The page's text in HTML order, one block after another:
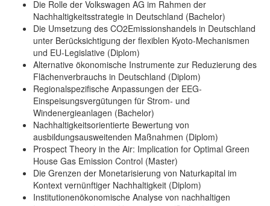
Die Rolle der Volkswagen AG im Rahmen der
Nachhaltigkeitsstrategie in Deutschland (Bachelor)
Die Umsetzung des CO2Emissionshandels in Deutschland
unter Berücksichtigung der flexiblen Kyoto-Mechanismen
und EU-Legislative (Diplom)
Alternative ökonomische Instrumente zur Reduzierung des
Flächenverbrauchs in Deutschland (Diplom)
Regionalspezifische Anpassungen der EEG-
Einspeisungsvergütungen für Strom- und
Windenergieanlagen (Bachelor)
Nachhaltigkeitsorientierte Bewertung von
ausbildungsausweitenden Maßnahmen (Diplom)
Prospect Theory in the Air: Implication for Optimal Green
House Gas Emission Control (Master)
Die Grenzen der Monetarisierung von Naturkapital im
Kontext vernünftiger Nachhaltigkeit (Diplom)
Institutionenökonomische Analyse von nachhaltigen